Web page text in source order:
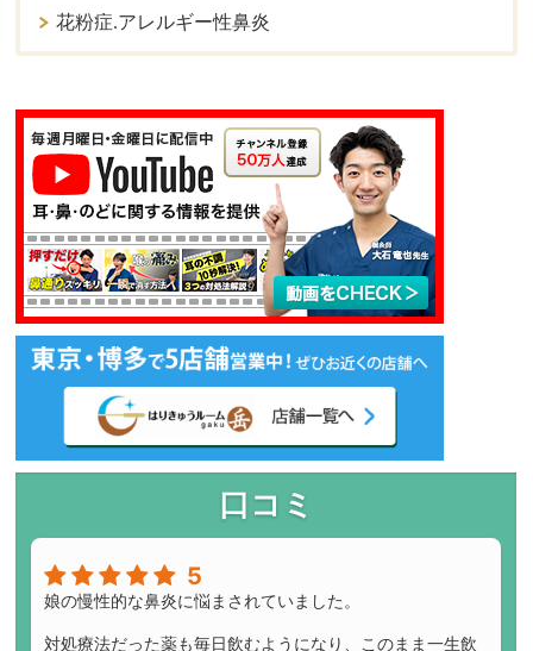
花粉症.アレルギー性鼻炎